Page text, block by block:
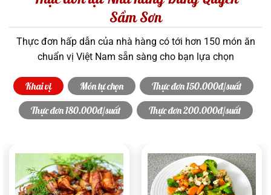
Sầm Sơn
Thực đơn hấp dẫn của nhà hàng có tới hơn 150 món ăn
chuẩn vị Việt Nam sẵn sàng cho bạn lựa chọn
Khai vị Món tự chọn
Thực đơn 150.000đ/suất
Thực đơn 180.000đ/suất
Thực đơn 200.000đ/suất